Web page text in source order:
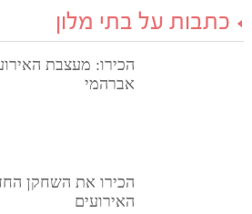
כתבות על בתי מלון
הכירו: מעצבת
אברהמי
הכירו את השחקן
האירועים